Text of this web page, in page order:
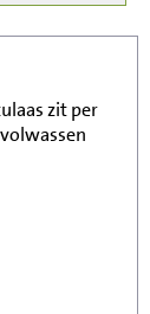
zit per